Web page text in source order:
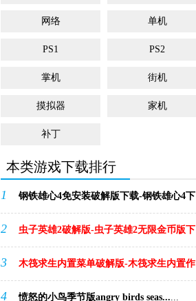
网络 单机
PS1 PS2
掌机 街机
摸拟器 家机
补丁
本类游戏下载排行
1 钢铁雄心4免安装破解版下载-钢铁雄心4下
载...
2 虫子英雄2破解版-虫子英雄2无限金币版下
载v1.......
3 木筏求生内置菜单破解版-木筏求生内置作
弊菜单版下......
4 愤怒的小鸟季节版angry birds seas......